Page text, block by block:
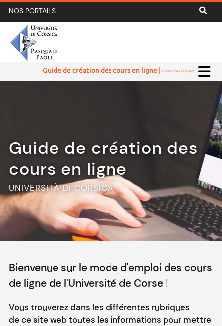
NOS PORTAILS :
Guide de création des cours en ligne |Università di Corsica
Guide de création des
cours en ligne
UNIVERSITÀ DI CORSICA
Bienvenue sur le mode d'emploi des cours
de ligne de l'Université de Corse !
Vous trouverez dans les différentes rubriques
de ce site web toutes les informations pour mettre